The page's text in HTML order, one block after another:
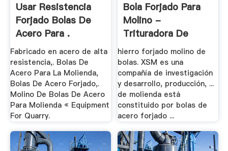
Usar Resistencia
Forjado Bolas De
Acero Para .
Fabricado en acero de alta
resistencia,. Bolas De
Acero Para La Molienda,
Bolas De Acero Forjado,.
Molino De Bolas De Acero
Para Molienda « Equipment
For Quarry.
Bola Forjado Para
Molino -
Trituradora De
Precio ...
hierro forjado molino de
bolas. XSM es una
compañía de investigación
y desarrollo, producción, ...
de molienda está
constituido por bolas de
acero forjado ...